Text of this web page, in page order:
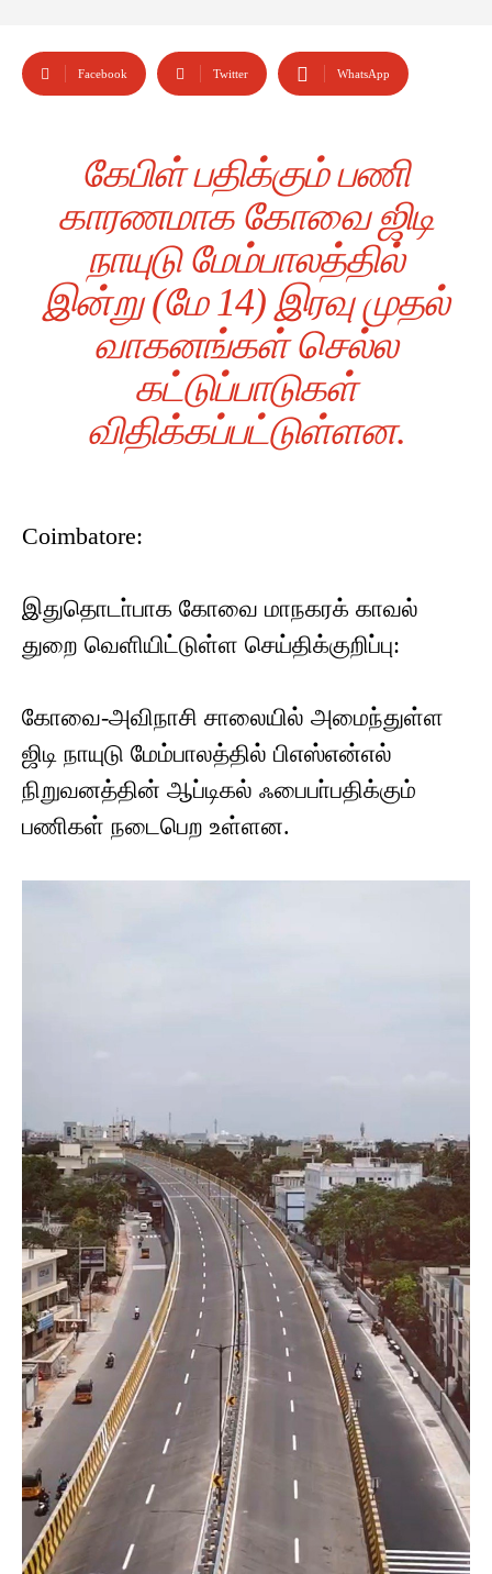
Facebook Twitter WhatsApp
கேபிள் பதிக்கும் பணி
காரணமாக கோவை ஜிடி
நாயுடு மேம்பாலத்தில்
இன்று (மே 14) இரவு முதல்
வாகனங்கள் செல்ல
கட்டுப்பாடுகள்
விதிக்கப்பட்டுள்ளன.
Coimbatore:
இதுதொடா்பாக கோவை மாநகரக் காவல்
துறை வெளியிட்டுள்ள செய்திக்குறிப்பு:
கோவை-அவிநாசி சாலையில் அமைந்துள்ள
ஜிடி நாயுடு மேம்பாலத்தில் பிஎஸ்என்எல்
நிறுவனத்தின் ஆப்டிகல் ஃபைபா்பதிக்கும்
பணிகள் நடைபெற உள்ளன.